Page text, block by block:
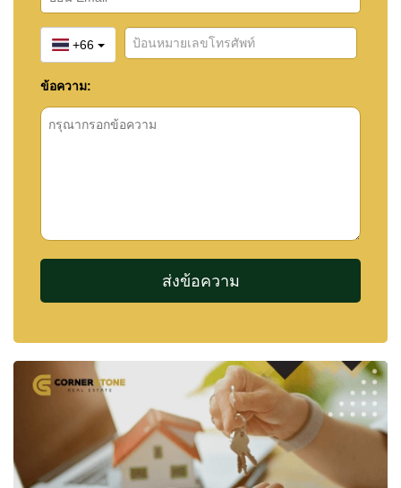
+66
ข้อความ: